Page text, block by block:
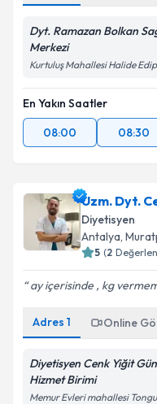
Dyt. Ramazan Bolkan
Merkezi
Kurtuluş Mahallesi Halide
En Yakın Saatler
08:00
08:30
Uzm. Dyt.
Diyetisyen
Antalya,
5 (2
ay içerisinde , kg
Adres 1 Online
Diyetisyen Cenk Yiğit
Hizmet Birimi
Memur Evleri mahallesi